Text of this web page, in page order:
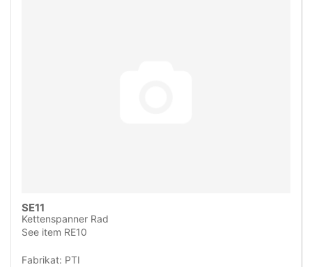
SE11
Kettenspanner Rad
See item RE10
Fabrikat: PTI